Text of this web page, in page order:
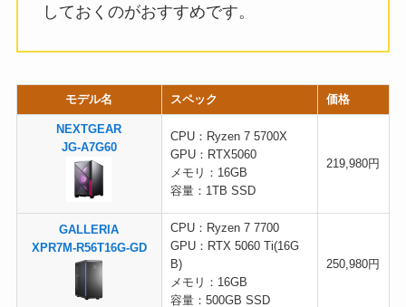
しておくのがおすすめです。
モデル名 スペック 価格
NEXTGEAR
JG-A7G60
CPU：Ryzen 7 5700X
GPU：RTX5060
メモリ：16GB
容量：1TB SSD
219,980円
GALLERIA
XPR7M-R56T16G-GD
CPU：Ryzen 7 7700
GPU：RTX 5060 Ti(16G
B)
メモリ：16GB
容量：500GB SSD
250,980円